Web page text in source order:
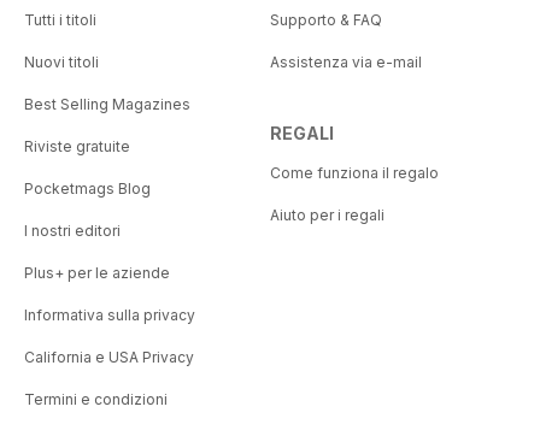
Tutti i titoli
Nuovi titoli
Best Selling Magazines
Riviste gratuite
Pocketmags Blog
I nostri editori
Plus+ per le aziende
Informativa sulla privacy
California e USA Privacy
Termini e condizioni
Supporto & FAQ
Assistenza via e-mail
REGALI
Come funziona il regalo
Aiuto per i regali